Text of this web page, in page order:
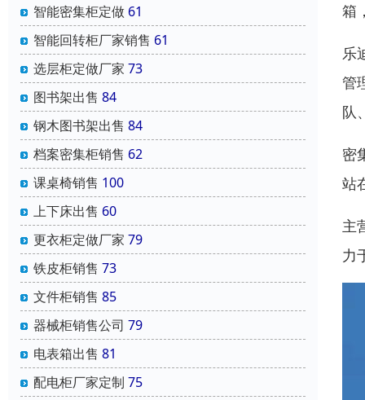
智能密集柜定做 61
智能回转柜厂家销售 61
选层柜定做厂家 73
图书架出售 84
钢木图书架出售 84
档案密集柜销售 62
课桌椅销售 100
上下床出售 60
更衣柜定做厂家 79
铁皮柜销售 73
文件柜销售 85
器械柜销售公司 79
电表箱出售 81
配电柜厂家定制 75
箱
乐
管
队
密
站
主
力